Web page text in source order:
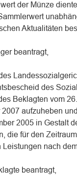
der Münze
Aktualitäten
beantragt,
des
Beklagten vom
2007 aufzuheben
2005 in Gestalt
die für den
Leistungen nach
beantragt,